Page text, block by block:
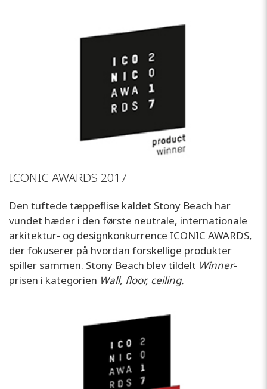
ICONIC AWARDS 2017
Den tuftede tæppeflise kaldet Stony Beach har
vundet hæder i den første neutrale, internationale
arkitektur- og designkonkurrence ICONIC AWARDS,
der fokuserer på hvordan forskellige produkter
spiller sammen. Stony Beach blev tildelt Winner-
prisen i kategorien Wall, floor, ceiling.